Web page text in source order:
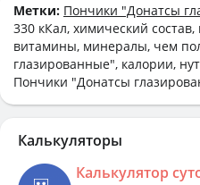
Метки: Пончики "Донатсы
330 кКал, химический
витамины, минералы, чем
глазированные", калории,
Пончики "Донатсы
Калькуляторы
Калькулятор